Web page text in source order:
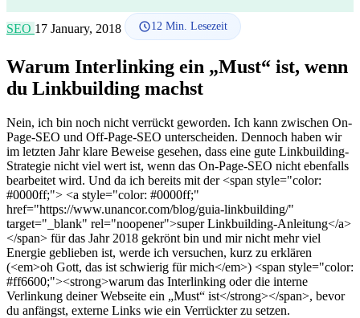
SEO 17 January, 2018 12 Min. Lesezeit
Warum Interlinking ein „Must“ ist, wenn
du Linkbuilding machst
Nein, ich bin noch nicht verrückt geworden. Ich kann zwischen On-
Page-SEO und Off-Page-SEO unterscheiden. Dennoch haben wir
im letzten Jahr klare Beweise gesehen, dass eine gute Linkbuilding-
Strategie nicht viel wert ist, wenn das On-Page-SEO nicht ebenfalls
bearbeitet wird. Und da ich bereits mit der <span style="color:
#0000ff;"> <a style="color: #0000ff;"
href="https://www.unancor.com/blog/guia-linkbuilding/"
target="_blank" rel="noopener">super Linkbuilding-Anleitung</a>
</span> für das Jahr 2018 gekrönt bin und mir nicht mehr viel
Energie geblieben ist, werde ich versuchen, kurz zu erklären
(<em>oh Gott, das ist schwierig für mich</em>) <span style="color:
#ff6600;"><strong>warum das Interlinking oder die interne
Verlinkung deiner Webseite ein „Must“ ist</strong></span>, bevor
du anfängst, externe Links wie ein Verrückter zu setzen.